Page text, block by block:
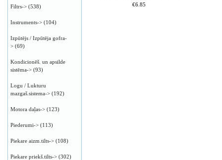
€6.85
Filtrs-> (538)
Instruments-> (104)
Izpūtējs / Izpūtēja gofra-
> (69)
Kondicionēš. un apsilde
sistēma-> (93)
Logu / Lukturu
mazgaš.sistema-> (192)
Motora daļas-> (123)
Piederumi-> (113)
Piekare aizm.tilts-> (108)
Piekare priekš.tilts-> (302)